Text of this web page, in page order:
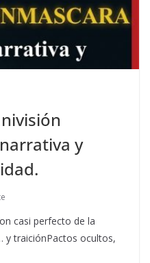
narrativa y
casi perfecto de la
y traiciónPactos ocultos,